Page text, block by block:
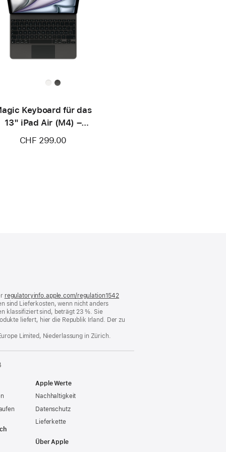
Keyboard für das
13" iPad Air (M4) –
Französisch (Schweiz)
CHF 299.00
regulatoryinfo.apple.com/regulation1542
Fenster)
sind Lieferkosten, wenn nicht anders
klassifiziert sind, beträgt 23 %. Sie
liefert, hier die Republik Irland. Der zu
Limited, Niederlassung in Zürich.
Apple Werte
Nachhaltigkeit
Datenschutz
Lieferkette
Über Apple